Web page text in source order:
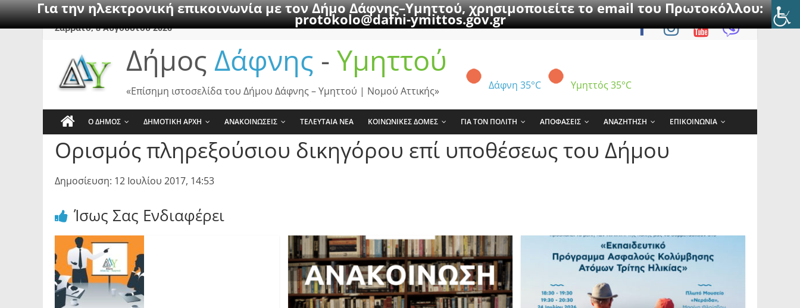
Για την ηλεκτρονική επικοινωνία με τον Δήμο Δάφνης–Υμηττού, χρησιμοποιείτε το email του Πρωτοκόλλου:
protokolo@dafni-ymittos.gov.gr
SkipΣάββατο, 8 Αυγούστου 2026
Δήμος Δάφνης - Υμηττού
Δάφνη 35°C Υμηττός 35°C
«Επίσημη ιστοσελίδα του Δήμου Δάφνης – Υμηττού | Νομού Αττικής»
Ο ΔΗΜΟΣ ΔΗΜΟΤΙΚΗ ΑΡΧΗ ΑΝΑΚΟΙΝΩΣΕΙΣ ΤΕΛΕΥΤΑΙΑ ΝΕΑ ΚΟΙΝΩΝΙΚΕΣ ΔΟΜΕΣ ΓΙΑ ΤΟΝ ΠΟΛΙΤΗ ΑΠΟΦΑΣΕΙΣ ΑΝΑΖΗΤΗΣΗ ΕΠΙΚΟΙΝΩΝΙΑ
Ορισμός πληρεξούσιου δικηγόρου επί υποθέσεως του Δήμου
Δημοσίευση: 12 Ιουλίου 2017, 14:53
Ίσως Σας Ενδιαφέρει